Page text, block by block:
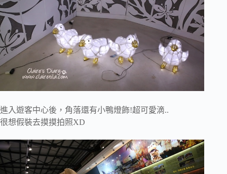
進入遊客中心後，角落還有小鴨燈飾!超可愛滴..
很想假裝去摸摸拍照XD